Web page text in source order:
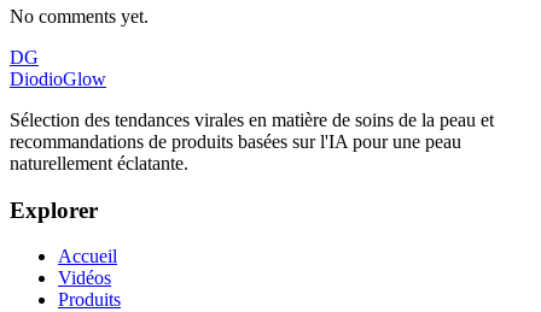
No comments yet.
DG
DiodioGlow
Sélection des tendances virales en matière de soins de la peau et
recommandations de produits basées sur l'IA pour une peau
naturellement éclatante.
Explorer
Accueil
Vidéos
Produits